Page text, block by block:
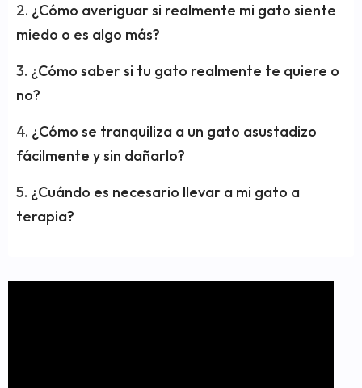
¿Cómo averiguar si realmente mi gato siente
miedo o es algo más?
¿Cómo saber si tu gato realmente te quiere o
no?
¿Cómo se tranquiliza a un gato asustadizo
fácilmente y sin dañarlo?
¿Cuándo es necesario llevar a mi gato a
terapia?